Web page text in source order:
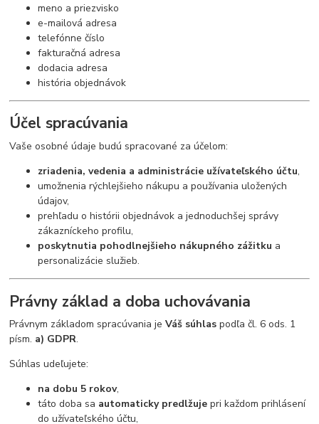
meno a priezvisko
e-mailová adresa
telefónne číslo
fakturačná adresa
dodacia adresa
história objednávok
Účel spracúvania
Vaše osobné údaje budú spracované za účelom:
zriadenia, vedenia a administrácie užívateľského účtu,
umožnenia rýchlejšieho nákupu a používania uložených
údajov,
prehľadu o histórii objednávok a jednoduchšej správy
zákazníckeho profilu,
poskytnutia pohodlnejšieho nákupného zážitku a
personalizácie služieb.
Právny základ a doba uchovávania
Právnym základom spracúvania jeVáš súhlas podľa čl. 6 ods. 1
písm. a) GDPR.
Súhlas udeľujete:
na dobu 5 rokov,
táto doba sa automaticky predlžuje pri každom prihlásení
do užívateľského účtu,